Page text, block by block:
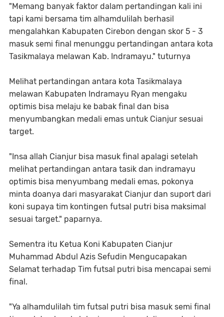
"Memang banyak faktor dalam pertandingan kali ini
tapi kami bersama tim alhamdulilah berhasil
mengalahkan Kabupaten Cirebon dengan skor 5 - 3
masuk semi final menunggu pertandingan antara kota
Tasikmalaya melawan Kab. Indramayu." tuturnya
Melihat pertandingan antara kota Tasikmalaya
melawan Kabupaten Indramayu Ryan mengaku
optimis bisa melaju ke babak final dan bisa
menyumbangkan medali emas untuk Cianjur sesuai
target.
"Insa allah Cianjur bisa masuk final apalagi setelah
melihat pertandingan antara tasik dan indramayu
optimis bisa menyumbang medali emas, pokonya
minta doanya dari masyarakat Cianjur dan suport dari
koni supaya tim kontingen futsal putri bisa maksimal
sesuai target." paparnya.
Sementra itu Ketua Koni Kabupaten Cianjur
Muhammad Abdul Azis Sefudin Mengucapakan
Selamat terhadap Tim futsal putri bisa mencapai semi
final.
"Ya alhamdulilah tim futsal putri bisa masuk semi final